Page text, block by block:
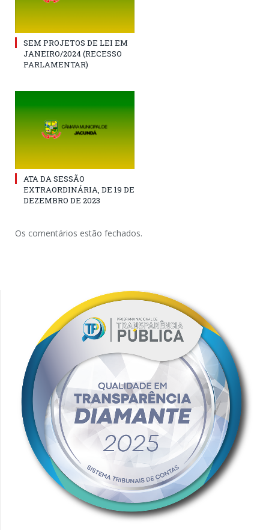
SEM PROJETOS DE LEI EM
JANEIRO/2024 (RECESSO
PARLAMENTAR)
ATA DA SESSÃO
EXTRAORDINÁRIA, DE 19 DE
DEZEMBRO DE 2023
Os comentários estão fechados.